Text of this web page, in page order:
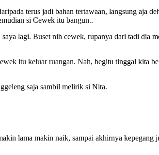
terus jadi bahan tertawaan, langsung aja
si Cewek itu bangun..
lagi. Buset nih cewek, rupanya dari tadi dia
itu keluar ruangan. Nah, begitu tinggal kita
saja sambil melirik si Nita.
lama makin naik, sampai akhirnya kepegang